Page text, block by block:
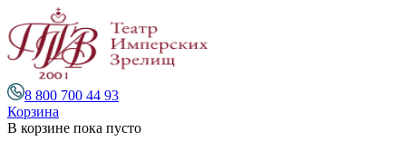
8 800 700 44 93
Корзина
В корзине пока пусто